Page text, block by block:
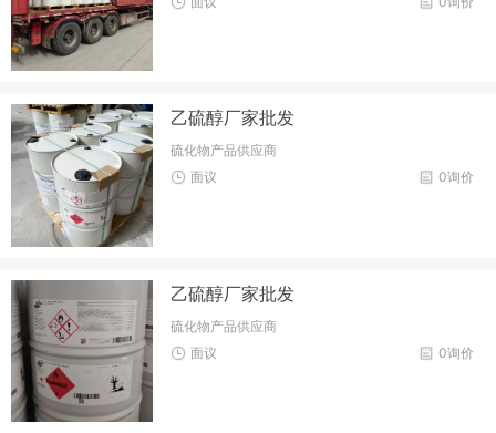
乙硫醇厂家批发
硫化物产品供应商
0询价
面议
乙硫醇厂家批发
硫化物产品供应商
0询价
面议